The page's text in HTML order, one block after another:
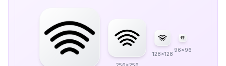
128x128
96x96